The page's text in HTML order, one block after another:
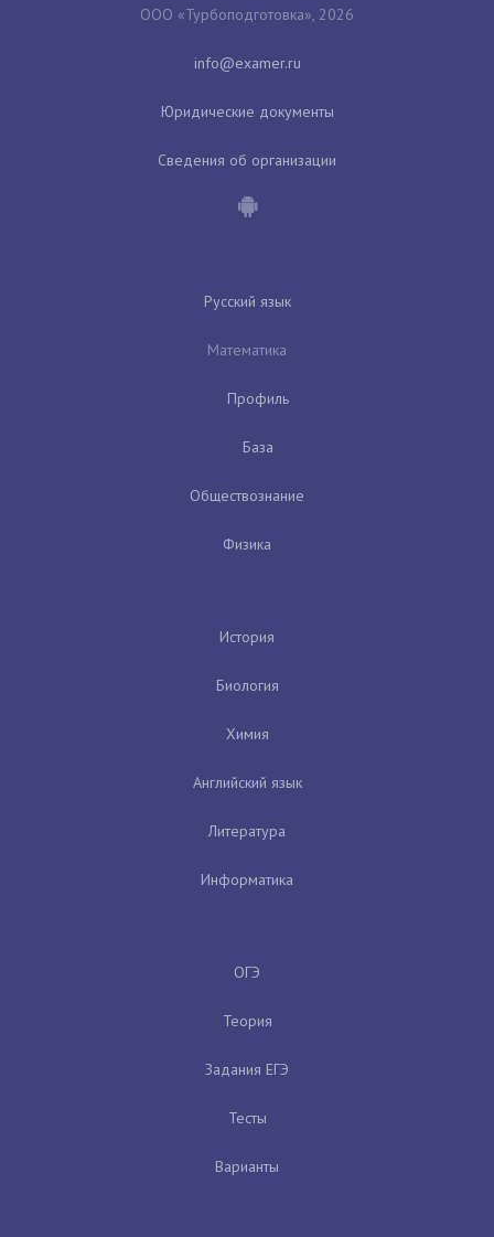
ООО «Турбоподготовка», 2026
Юридические документы
Сведения об организации
Русский язык
Математика
Профиль
База
Обществознание
Физика
История
Биология
Химия
Английский язык
Литература
Информатика
ОГЭ
Теория
Задания ЕГЭ
Тесты
Варианты